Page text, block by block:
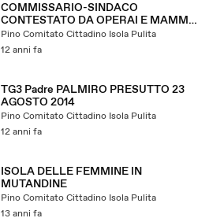
COMMISSARIO-SINDACO
CONTESTATO DA OPERAI E MAMME
A ISOLA DELLE FEMMINE
Pino Comitato Cittadino Isola Pulita
12 anni fa
TG3 Padre PALMIRO PRESUTTO 23
AGOSTO 2014
Pino Comitato Cittadino Isola Pulita
12 anni fa
ISOLA DELLE FEMMINE IN
MUTANDINE
Pino Comitato Cittadino Isola Pulita
13 anni fa